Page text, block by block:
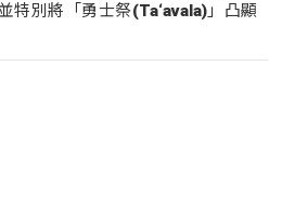
特別將「勇士祭(Ta‘avala)」凸顯